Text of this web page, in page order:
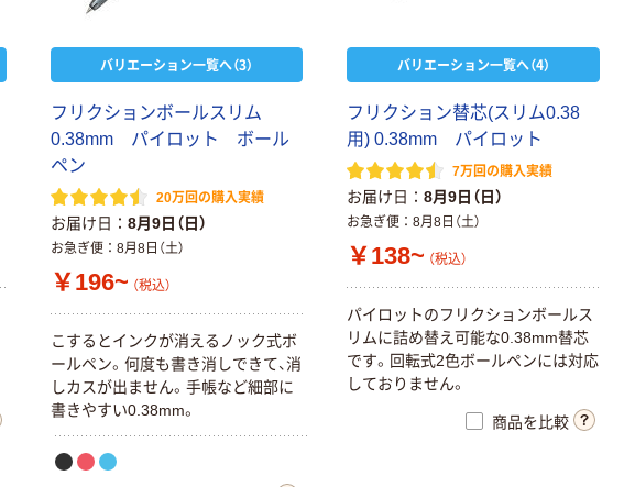
バリエーション一覧へ（3）
フ リ クシ ョ ンボール ス リ ム
0.38mm パイ ロ ッ ト ボール
ペ ン
20万回の購入実績
お届け日 8月9日（日）
お急ぎ便 8月8日（土）
￥196~ （税込）
こ する とイ ンクが消え る ノ ック式ボ
ールペン。 何度も書き消 しできて、 消
しカ スが出ません。 手帳など細部に
書きやすい0. 38mm。
バリエーション一覧へ（4）
フ リ クシ ョ ン替芯(ス リ ム0.38
用) 0.38mm パイ ロ ッ ト
7万回の購入実績
お届け日 8月9日（日）
お急ぎ便 8月8日（土）
￥138~ （税込）
パイ ロ ッ トのフ リ クシ ョ ンボールス
リ ムに詰め替え可能な0 .38mm替芯
です。 回転式2色ボールペンには対応
しており ません。
商品を比較